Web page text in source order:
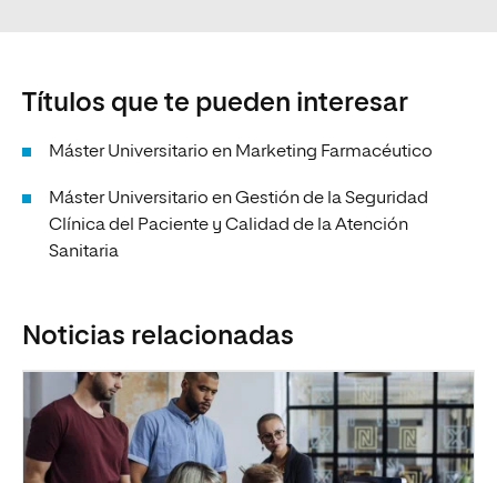
Títulos que te pueden interesar
Máster Universitario en Marketing Farmacéutico
Máster Universitario en Gestión de la Seguridad
Clínica del Paciente y Calidad de la Atención
Sanitaria
Noticias relacionadas